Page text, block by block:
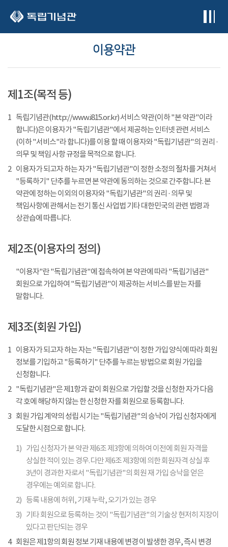
이용약관
제1조(목적 등)
1 독립기념관(http://www.i815.or.kr) 서비스 약관(이하 "본 약관"이라
합니다)은 이용자가 "독립기념관"에서 제공하는 인터넷 관련 서비스
(이하 "서비스"라 합니다)를 이용 할 때 이용자와 "독립기념관"의 권리 ·
의무 및 책임 사항 규정을 목적으로 합니다.
2 이용자가 되고자 하는 자가 "독립기념관"이 정한 소정의 절차를 거쳐서
"등록하기" 단추를 누르면 본 약관에 동의하는 것으로 간주합니다. 본
약관에 정하는 이외의 이용자와 "독립기념관"의 권리 · 의무 및
책임사항에 관해서는 전기 통신 사업법 기타 대한민국의 관련 법령과
상관습에 따릅니다.
제2조(이용자의 정의)
"이용자"란 "독립기념관"에 접속하여 본 약관에 따라 "독립기념관"
회원으로 가입하여 "독립기념관"이 제공하는 서비스를 받는 자를
말합니다.
제3조(회원 가입)
1 이용자가 되고자 하는 자는 "독립기념관"이 정한 가입 양식에 따라 회원
정보를 기입하고 "등록하기" 단추를 누르는 방법으로 회원 가입을
신청합니다.
2 "독립기념관"은 제1항과 같이 회원으로 가입할 것을 신청한 자가 다음
각 호에 해당하지 않는 한 신청한 자를 회원으로 등록합니다.
3 회원 가입 계약의 성립 시기는 "독립기념관"의 승낙이 가입 신청자에게
도달한 시점으로 합니다.
1) 가입 신청자가 본 약관 제6조 제3항에 의하여 이전에 회원 자격을
상실한 적이 있는 경우. 다만 제6조 제3항에 의한 회원자격 상실 후
3년이 경과한 자로서 "독립기념관"의 회원 재 가입 승낙을 얻은
경우에는 예외로 합니다.
2) 등록 내용에 허위, 기재 누락, 오기가 있는 경우
3) 기타 회원으로 등록하는 것이 "독립기념관"의 기술상 현저히 지장이
있다고 판단되는 경우
4
회원은 제1항의 회원 정보 기재 내용에 변경 이 발생한 경우, 즉시 변경